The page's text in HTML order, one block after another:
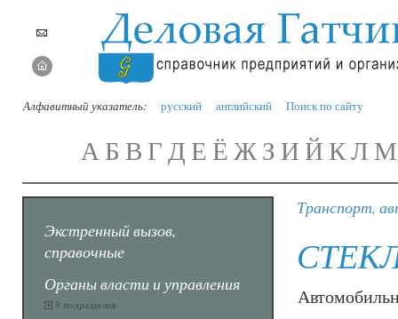
Алфавитный указатель: русский английский Поиск по сайту
АБ В ГД Е ЁЖЗ И Й КЛ М
Экстренный вызов,
справочные
Органы власти и управления
9 подразделов
Транспорт,